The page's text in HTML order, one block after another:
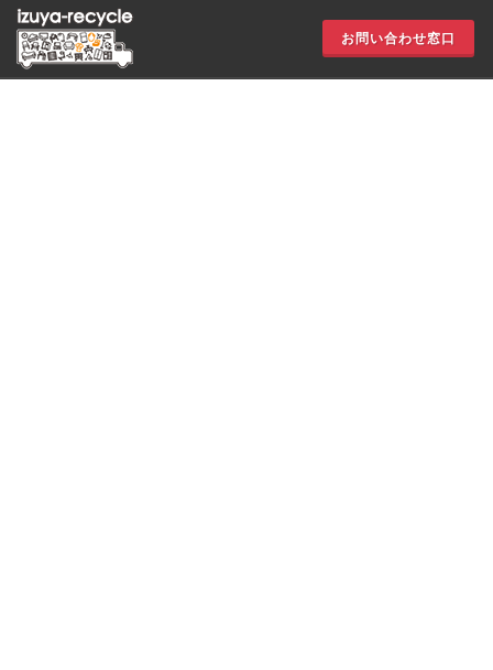
お問い合わせ窓口